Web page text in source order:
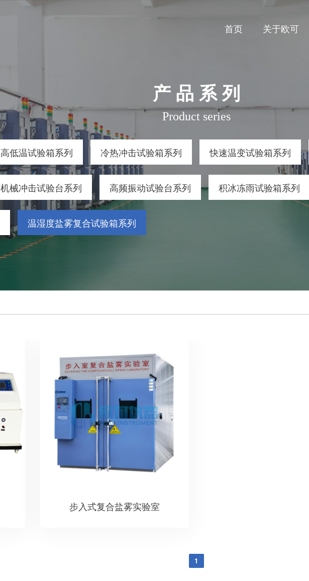
首页 关于欧可
产 品 系 列
Product series
高低温试验箱系列 冷热冲击试验箱系列 快速温变试验箱系列
机械冲击试验台系列 高频振动试验台系列 积冰冻雨试验箱系列
温湿度盐雾复合试验箱系列
步入式复合盐雾实验室
1